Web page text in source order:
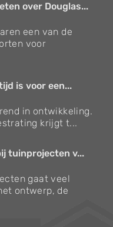
over Douglas...
een van de
voor
is voor een...
in ontwikkeling.
krijgt t...
tuinprojecten v...
gaat veel
ontwerp, de